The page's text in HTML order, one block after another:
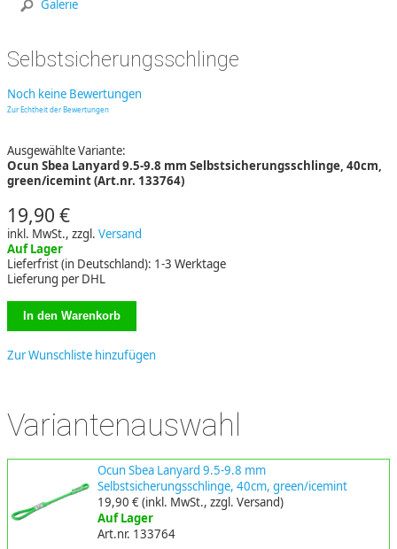
Galerie
Selbstsicherungsschlinge
Noch keine Bewertungen
Zur Echtheit der Bewertungen
Ausgewählte Variante:
Ocun Sbea Lanyard 9.5-9.8 mm Selbstsicherungsschlinge, 40cm,
green/icemint (Art.nr. 133764)
19,90 €
inkl. MwSt., zzgl. Versand
Auf Lager
Lieferfrist (in Deutschland): 1-3 Werktage
Lieferung per DHL
Zur Wunschliste hinzufügen
Variantenauswahl
Ocun Sbea Lanyard 9.5-9.8 mm
Selbstsicherungsschlinge, 40cm, green/icemint
19,90 €(inkl. MwSt., zzgl. Versand)
Auf Lager
Art.nr. 133764